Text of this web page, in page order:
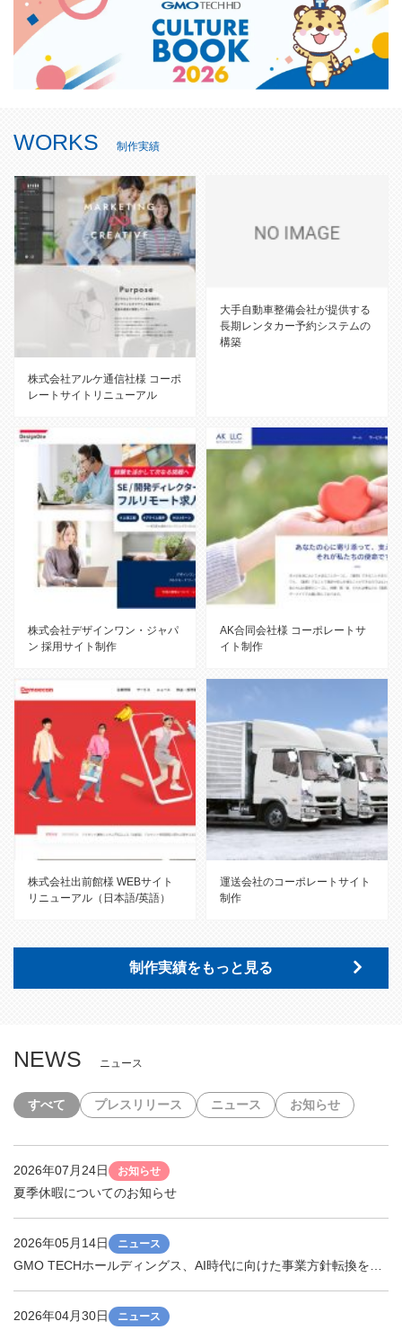
WORKS 制作実績
株式会社アルケ通信社様 コーポ
レートサイトリニューアル
大手自動車整備会社が提供する
長期レンタカー予約システムの
構築
株式会社デザインワン・ジャパ
ン 採用サイト制作
AK合同会社様 コーポレートサ
イト制作
株式会社出前館様 WEBサイト
リニューアル（日本語/英語）
運送会社のコーポレートサイト
制作
制作実績をもっと見る
NEWS ニュース
すべて プレスリリース ニュース お知らせ
2026年07月24日 お知らせ
夏季休暇についてのお知らせ
2026年05月14日 ニュース
GMO TECHホールディングス、AI時代に向けた事業方針転換を実施 〜広告・メディア事業からAI SaaS事業へ転換〜
2026年04月30日 ニュース